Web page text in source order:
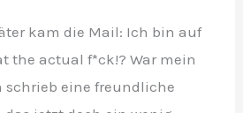
kam die Mail: Ich bin auf
the actual f*ck!? War mein
schrieb eine freundliche